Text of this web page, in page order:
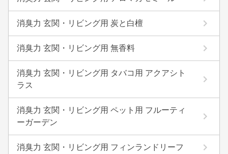
消臭力 玄関・リビング用 炭と白檀
消臭力 玄関・リビング用 無香料
消臭力 玄関・リビング用 タバコ用 アクアシト
ラス
消臭力 玄関・リビング用 ペット用 フルーティ
ーガーデン
消臭力 玄関・リビング用 フィンランドリーフ